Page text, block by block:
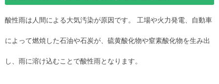
酸性雨は人間による大気汚染が原因です。 工場や火力発電、自動車
によって燃焼した石油や石炭が、硫黄酸化物や窒素酸化物を生み出
し、雨に溶け込むことで酸性雨となります。